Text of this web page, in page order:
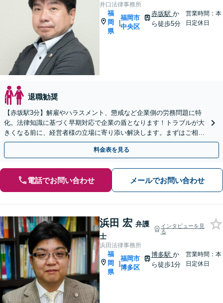
井口法律事務所
福
岡
県
|
福岡市
中央区
赤坂駅 か
ら徒歩5分
営業時間：本
日定休日
退職勧奨
【赤坂駅3分】解雇やハラスメント、懲戒など企業側の労務問題に特
化。法律知識に基づく早期対応で企業の盾となります！トラブルが大
きくなる前に、経営者様の立場に寄り添い解決します。まずはご相談
ください【夜間・休日相談可】【電話・WEB面談可】
料金表を見る
電話でお問い合わせ メールでお問い合わせ
浜田 宏 弁護
士
インタビューを見
る
浜田法律事務所
福
岡
県
|
福岡市
博多区
博多駅 か
ら徒歩1分
営業時間：本
日定休日